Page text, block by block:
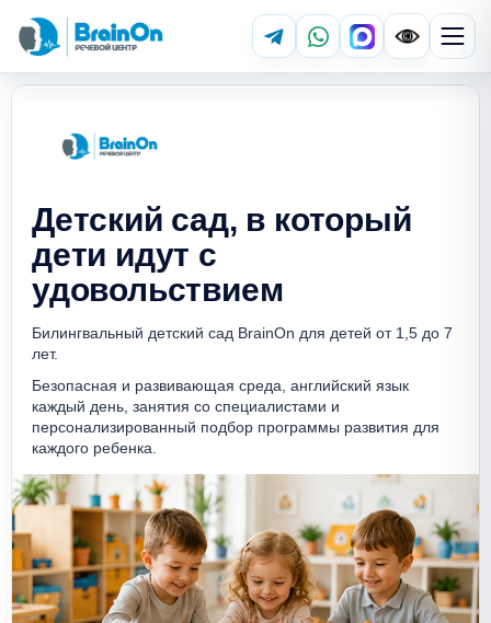
Детский сад, в который
дети идут с
удовольствием
Билингвальный детский сад BrainOn для детей от 1,5 до 7
лет.
Безопасная и развивающая среда, английский язык
каждый день, занятия со специалистами и
персонализированный подбор программы развития для
каждого ребенка.